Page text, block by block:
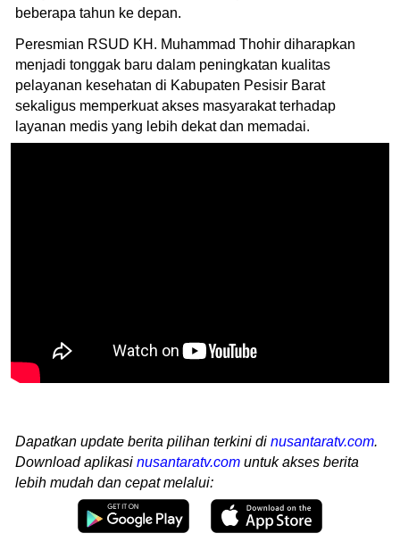
beberapa tahun ke depan.
Peresmian RSUD KH. Muhammad Thohir diharapkan
menjadi tonggak baru dalam peningkatan kualitas
pelayanan kesehatan di Kabupaten Pesisir Barat
sekaligus memperkuat akses masyarakat terhadap
layanan medis yang lebih dekat dan memadai.
Dapatkan update berita pilihan terkini di nusantaratv.com.
Download aplikasi nusantaratv.com untuk akses berita
lebih mudah dan cepat melalui: